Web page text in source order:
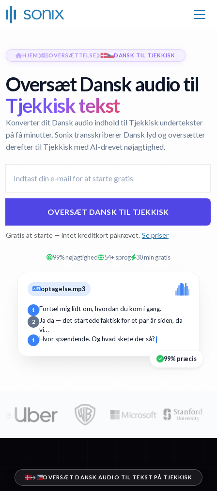
HJEM OVERSÆTTELSE DANSK TIL TJEKKISK
Oversæt Dansk audio til
Tjekkisk tekst
Konverter dit Dansk audio indhold til Tjekkisk undertekster
på få minutter. Sonix transskriberer Dansk lyd og oversætter
derefter til Tjekkisk med AI-drevet nøjagtighed.
OVERSÆT DANSK TIL TJEKKISK
Gratis at starte — intet kreditkort påkrævet. Se priser
99% nøjagtighed 54+ sprog 30 min gratis
optagelse.mp3
1 Fortæl mig lidt om, hvordan du kom i gang.
2
Ja da — det startede faktisk for et par år siden, da
vi…
1 Hvor spændende. Og hvad skete der så?
99% præcis
OVERSÆT DANSK AUDIO TIL TEKST PÅ TJEKKISK